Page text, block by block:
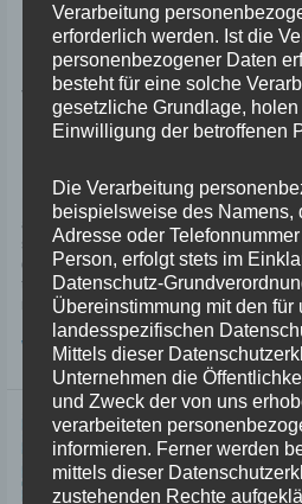
Von Millau nach Lyon
km
Nachdem wir gestern über das Viadukt
auf dem Weg von Millau nach Lyon unter
schlüpfen vielleicht nicht das richtige Wort
des Bauwerkes im Kopf hat. Vielleicht ist
treffenderes, wenn auch nicht wirklich
monumentale
Von
Millau
–
Weiterlesen »
Verarbeitung
erforderlich werden. Ist die
personenbezogener Daten
besteht für eine solche
gesetzliche Grundlage,
Einwilligung der betroffenen
Die Verarbeitung
beispielsweise des Namens,
Adresse oder
Person, erfolgt stets im
Datenschutz-
Übereinstimmung mit den für
landesspezifischen
Mittels dieser
Unternehmen die
und Zweck der von uns
verarbeiteten
informieren. Ferner werden
mittels dieser
zustehenden Rechte